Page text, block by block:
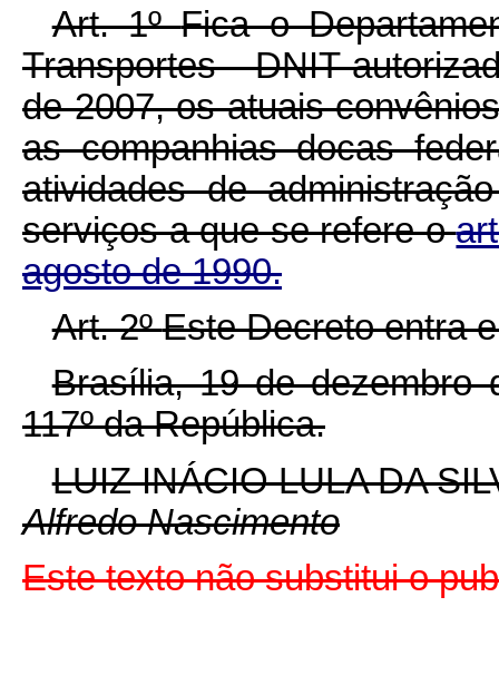
Art. 1ºFica o
Transportes - DNIT
de 2007, os atuais
as companhias docas
atividades de
serviços a que se refere o
agosto de 1990.
Art. 2ºEste Decreto entra
Brasília, 19 de dezembro
117ºda República.
LUIZ INÁCIO LULA DA
Alfredo Nascimento
Este texto não substitui o